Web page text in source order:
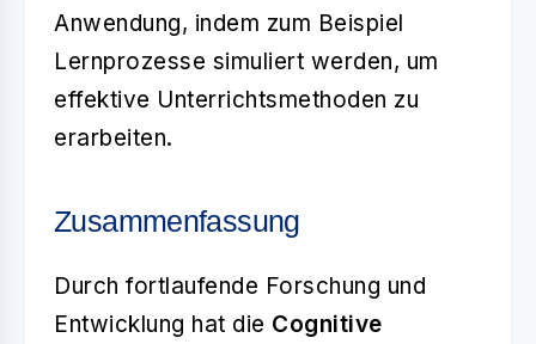
Anwendung, indem zum Beispiel
Lernprozesse simuliert werden, um
effektive Unterrichtsmethoden zu
erarbeiten.
Zusammenfassung
Durch fortlaufende Forschung und
Entwicklung hat die Cognitive